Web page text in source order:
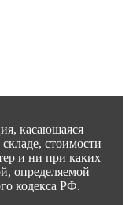
касающаяся
стоимости
и ни при каких
определяемой
кодекса РФ.